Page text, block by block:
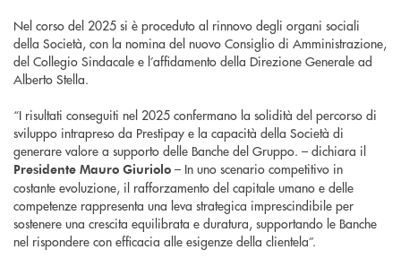
Nel corso del 2025 si è proceduto al rinnovo degli organi sociali
della Società, con la nomina del nuovo Consiglio di Amministrazione,
del Collegio Sindacale e l’affidamento della Direzione Generale ad
Alberto Stella.
“I risultati conseguiti nel 2025 confermano la solidità del percorso di
sviluppo intrapreso da Prestipay e la capacità della Società di
generare valore a supporto delle Banche del Gruppo. – dichiara il
Presidente Mauro Giuriolo – In uno scenario competitivo in
costante evoluzione, il rafforzamento del capitale umano e delle
competenze rappresenta una leva strategica imprescindibile per
sostenere una crescita equilibrata e duratura, supportando le Banche
nel rispondere con efficacia alle esigenze della clientela”.